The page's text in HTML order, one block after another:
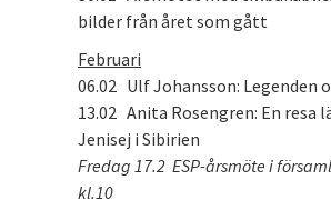
bilder från året som gått
Februari
06.02 Ulf Johansson: Legenden
13.02 Anita Rosengren: En resa
Jenisej i Sibirien
Fredag 17.2 ESP-årsmöte i
kl.10